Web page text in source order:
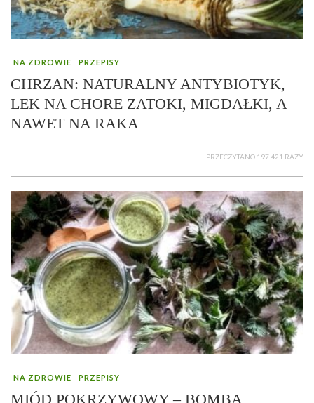
NA ZDROWIE PRZEPISY
CHRZAN: NATURALNY ANTYBIOTYK,
LEK NA CHORE ZATOKI, MIGDAŁKI, A
NAWET NA RAKA
PRZECZYTANO 197 421 RAZY
NA ZDROWIE PRZEPISY
MIÓD POKRZYWOWY – BOMBA